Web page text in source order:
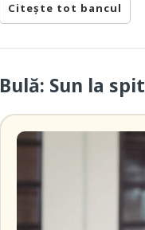
Citește tot bancul
Bulă: Sun la